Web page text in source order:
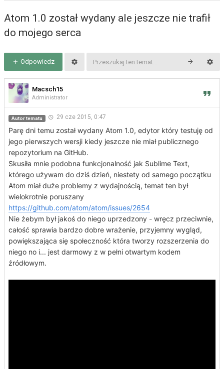
Atom 1.0 został wydany ale jeszcze nie trafił
do mojego serca
Odpowiedz
Macsch15
Administrator
Autor tematu 29 cze 2015, 0:47
Parę dni temu został wydany Atom 1.0, edytor który testuję od
jego pierwszych wersji kiedy jeszcze nie miał publicznego
repozytorium na GitHub.
Skusiła mnie podobna funkcjonalność jak Sublime Text,
którego używam do dziś dzień, niestety od samego początku
Atom miał duże problemy z wydajnością, temat ten był
wielokrotnie poruszany
https://github.com/atom/atom/issues/2654
Nie żebym był jakoś do niego uprzedzony - wręcz przeciwnie,
całość sprawia bardzo dobre wrażenie, przyjemny wygląd,
powiększająca się społeczność która tworzy rozszerzenia do
niego no i... jest darmowy z w pełni otwartym kodem
źródłowym.